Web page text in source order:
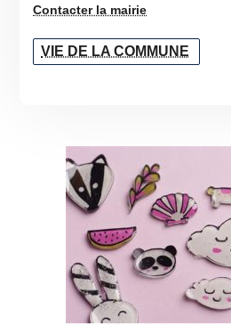
Contacter la mairie
VIE DE LA COMMUNE